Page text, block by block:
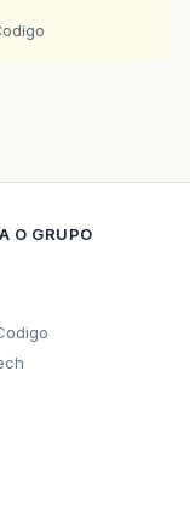
O GRUPO